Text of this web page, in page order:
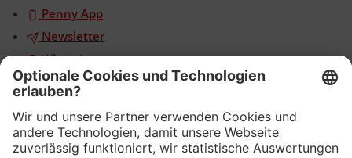
Penny App
Newsletter
WhatsApp
App